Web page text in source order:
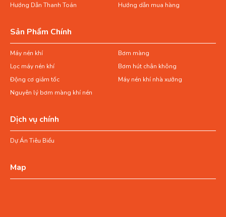
Hướng Dẫn Thanh Toán
Hướng dẫn mua hàng
Sản Phẩm Chính
Máy nén khí
Bơm màng
Lọc máy nén khí
Bơm hút chân không
Động cơ giảm tốc
Máy nén khí nhà xưởng
Nguyên lý bơm màng khí nén
Dịch vụ chính
Dự Án Tiêu Biểu
Map